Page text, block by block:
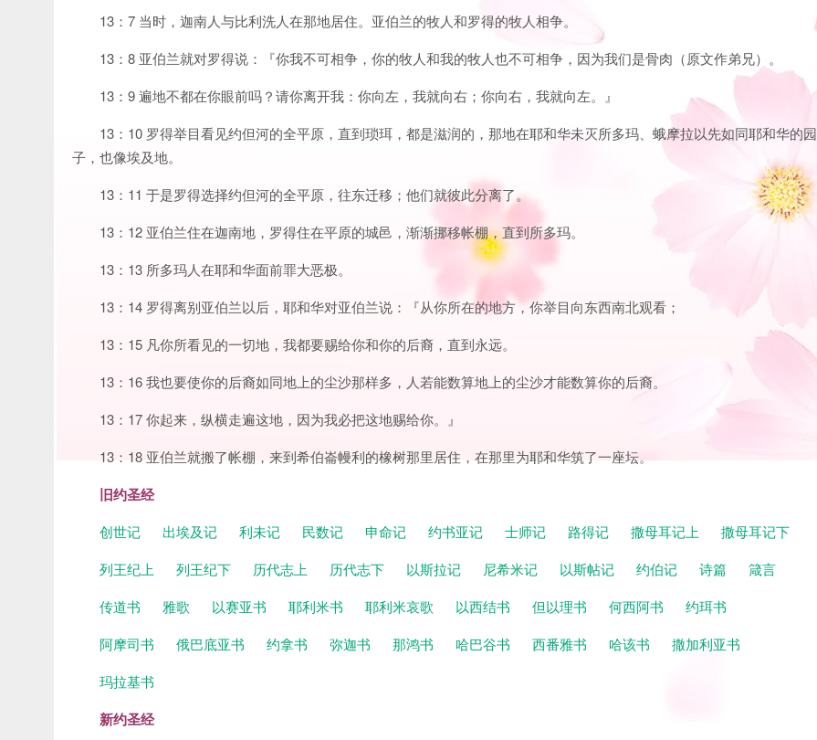
13：7 当时，迦南人与比利洗人在那地居住。亚伯兰的牧人和罗得的牧人相争。
13：8 亚伯兰就对罗得说：『你我不可相争，你的牧人和我的牧人也不可相争，因为我们是骨肉（原文作弟兄）。
13：9 遍地不都在你眼前吗？请你离开我：你向左，我就向右；你向右，我就向左。』
13：10 罗得举目看见约但河的全平原，直到琐珥，都是滋润的，那地在耶和华未灭所多玛、蛾摩拉以先如同耶和华的园
子，也像埃及地。
13：11 于是罗得选择约但河的全平原，往东迁移；他们就彼此分离了。
13：12 亚伯兰住在迦南地，罗得住在平原的城邑，渐渐挪移帐棚，直到所多玛。
13：13 所多玛人在耶和华面前罪大恶极。
13：14 罗得离别亚伯兰以后，耶和华对亚伯兰说：『从你所在的地方，你举目向东西南北观看；
13：15 凡你所看见的一切地，我都要赐给你和你的后裔，直到永远。
13：16 我也要使你的后裔如同地上的尘沙那样多，人若能数算地上的尘沙才能数算你的后裔。
13：17 你起来，纵横走遍这地，因为我必把这地赐给你。』
13：18 亚伯兰就搬了帐棚，来到希伯崙幔利的橡树那里居住，在那里为耶和华筑了一座坛。
旧约圣经
创世记 出埃及记 利未记 民数记 申命记 约书亚记 士师记 路得记 撒母耳记上
撒母耳记下
列王纪上
列王纪下 历代志上 历代志下 以斯拉记 尼希米记 以斯帖记 约伯记 诗篇
箴言
传道书
雅歌 以赛亚书 耶利米书 耶利米哀歌 以西结书 但以理书 何西阿书
约珥书
阿摩司书
俄巴底亚书 约拿书 弥迦书 那鸿书 哈巴谷书 西番雅书 哈该书
撒加利亚书
玛拉基书
新约圣经